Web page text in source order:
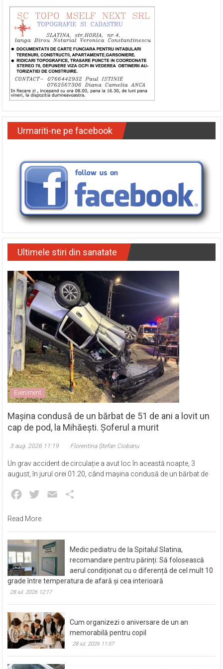
Urmariti-ne pe facebook
Ultimele stiri din sanatate
Eveniment
Mașina condusă de un bărbat de 51 de ani a lovit un
cap de pod, la Mihăești. Șoferul a murit
3 aug. 2026 11:19 Florentina Ștefan Ciobanu
Un grav accident de circulație a avut loc în această noapte, 3
august, în jurul orei 01.20, când mașina condusă de un bărbat de
Facebook
Twitter Email
Read More
Medic pediatru de la Spitalul Slatina,
recomandare pentru părinți: Să folosească
aerul condiționat cu o diferență de cel mult 10
grade între temperatura de afară și cea interioară
28 iul. 2026 12:17
Cum organizezi o aniversare de un an
memorabilă pentru copil
28 iul. 2026 11:57